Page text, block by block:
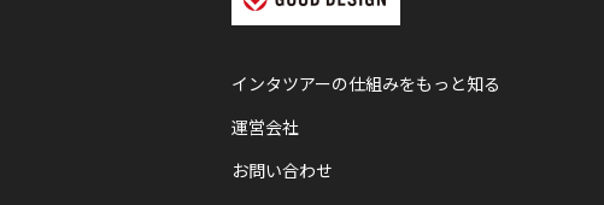
インタツアーの仕組みをもっと知る
運営会社
お問い合わせ